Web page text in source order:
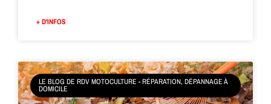
+ D'INFOS
LE BLOG DE RDV MOTOCULTURE - RÉPARATION, DÉPANNAGE À
DOMICILE